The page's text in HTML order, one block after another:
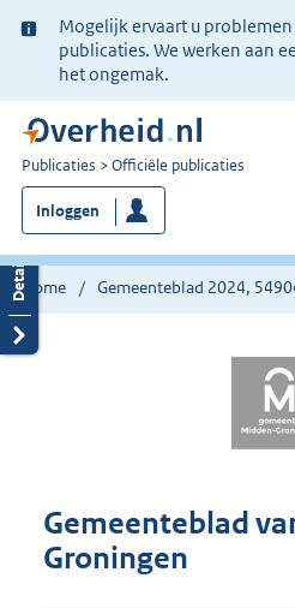
Ter
informatie:
Mogelijk ervaart u
publicaties. We werken aan
het ongemak.
U
bent
nu
hier:
Publicaties Officiële publicaties
Inloggen
Home Gemeenteblad 2024,
Gemeenteblad
Groningen